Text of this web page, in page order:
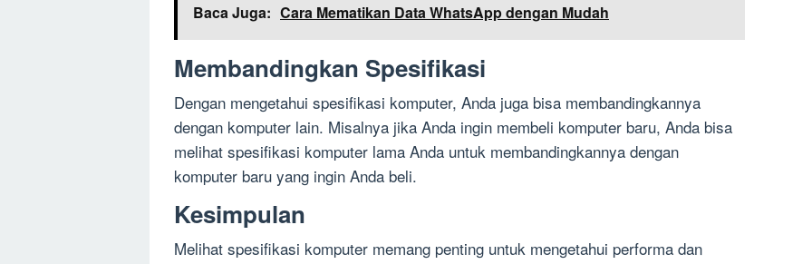
Baca Juga: Cara Mematikan Data WhatsApp dengan Mudah
Membandingkan Spesifikasi
Dengan mengetahui spesifikasi komputer, Anda juga bisa membandingkannya
dengan komputer lain. Misalnya jika Anda ingin membeli komputer baru, Anda bisa
melihat spesifikasi komputer lama Anda untuk membandingkannya dengan
komputer baru yang ingin Anda beli.
Kesimpulan
Melihat spesifikasi komputer memang penting untuk mengetahui performa dan